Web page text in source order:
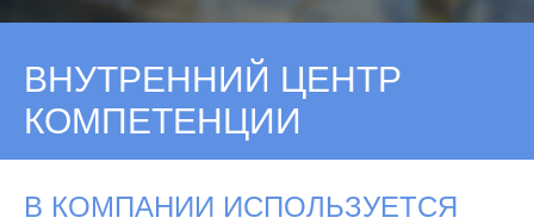
ВНУТРЕННИЙ ЦЕНТР
КОМПЕТЕНЦИИ
В КОМПАНИИ ИСПОЛЬЗУЕТСЯ